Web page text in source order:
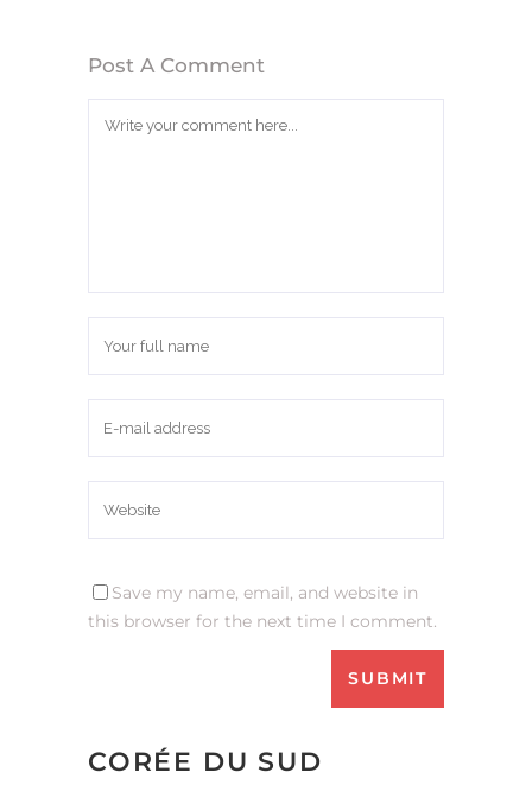
Post A Comment
Save my name, email, and website in
this browser for the next time I comment.
CORÉE DU SUD